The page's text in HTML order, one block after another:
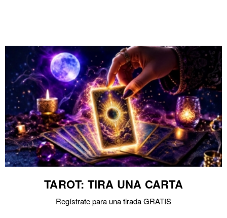
TAROT: TIRA UNA CARTA
Regístrate para una tirada GRATIS